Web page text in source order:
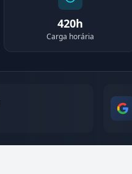
420h
Carga horária